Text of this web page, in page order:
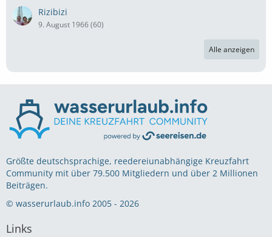
Rizibizi
9. August 1966 (60)
Alle anzeigen
Größte deutschsprachige, reedereiunabhängige Kreuzfahrt
Community mit über 79.500 Mitgliedern und über 2 Millionen
Beiträgen.
© wasserurlaub.info 2005 - 2026
Links